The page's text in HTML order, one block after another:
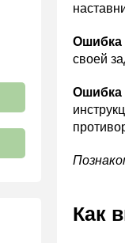
Ошибка
своей
Ошибка
Как